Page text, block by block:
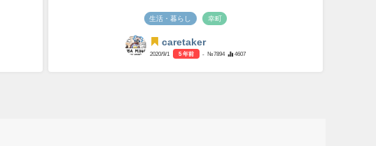
生活・暮らし 幸町
caretaker
2020/9/1 5 年前 - №7894 4607